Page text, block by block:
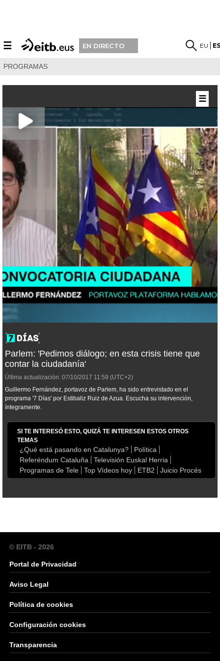
☰ EN DIRECTO EU
PROGRAMAS
Parlem: 'Pedimos diálogo; en esta crisis tiene que
contar la ciudadanía'
Última actualización: 07/10/2017 11:59 (UTC+2)
Guillermo Fernández, portavoz de Parlem, ha sido entrevistado en el
programa '7 Días' por Estibaliz Ruiz de Azua. Escucha su intervención,
íntegramente.
SI TE INTERESÓ ESTO, QUIZÁ TE INTERESEN ESTOS OTROS
TEMAS
¿Qué está pasando en Catalunya?
Política
Referéndum Cataluña
Televisión Euskal Herria
Programas de Tele
Top Vídeos hoy ETB2 Juicio Procés
☰
© EITB - 2026
Portal de Privacidad
Aviso Legal
Política de cookies
Configuración cookies
Transparencia